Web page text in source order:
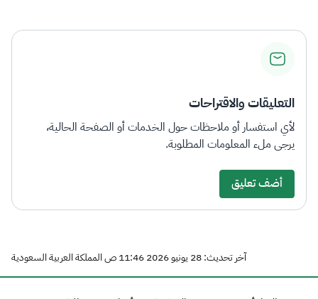
التعليقات والاقتراحات
لأي استفسار أو ملاحظات حول الخدمات أو الصفحة الحالية،
يرجى ملء المعلومات المطلوبة.
أضف تعليق
آخر تحديث: 28 يونيو 2026 11:46 ص المملكة العربية السعودية